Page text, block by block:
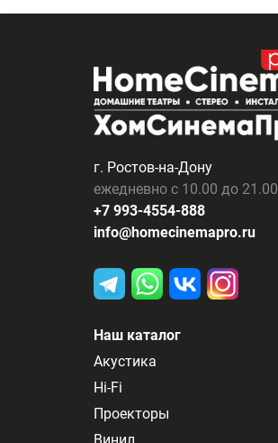
г. Ростов-на-Дону
ежедневно с 10.00 до 21.00
+7 993-4554-888
info@homecinemapro.ru
Наш каталог
Акустика
Hi-Fi
Проекторы
Винил